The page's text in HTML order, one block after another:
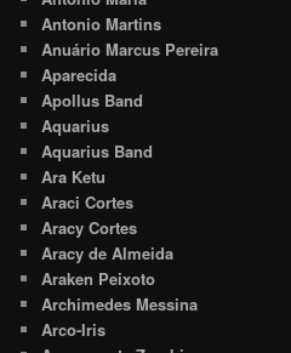
Antonio Martins
Anuário Marcus Pereira
Aparecida
Apollus Band
Aquarius
Aquarius Band
Ara Ketu
Araci Cortes
Aracy Cortes
Aracy de Almeida
Araken Peixoto
Archimedes Messina
Arco-Iris